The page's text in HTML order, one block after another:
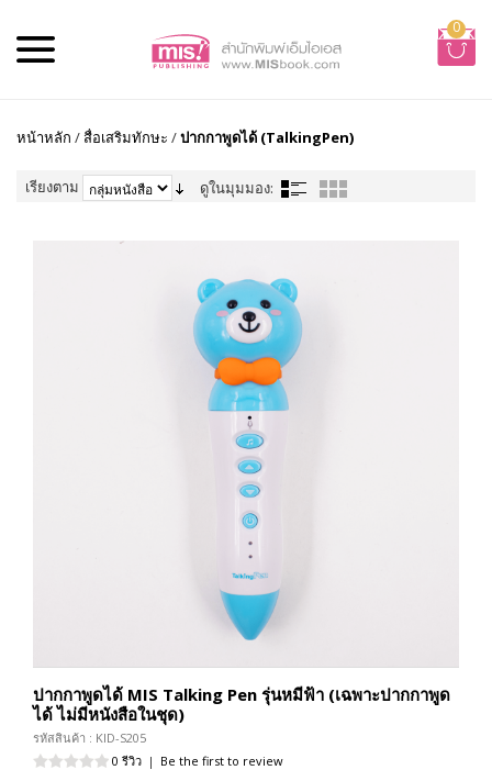
0
หน้าหลัก /สื่อเสริมทักษะ /ปากกาพูดได้ (TalkingPen)
เรียงตาม ดูในมุมมอง:
ปากกาพูดได้ MIS Talking Pen รุ่นหมีฟ้า (เฉพาะปากกาพูด
ได้ ไม่มีหนังสือในชุด)
รหัสสินค้า : KID-S205
0 รีวิว | Be the first to review